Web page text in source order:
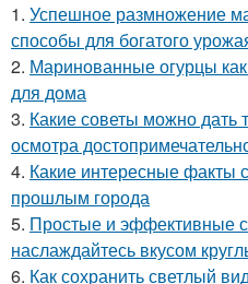
1. Успешное размножение
способы для богатого
2. Маринованные огурцы
для дома
3. Какие советы можно дать
осмотра
4. Какие интересные
прошлым города
5. Простые и эффективные
наслаждайтесь вкусом
6. Как сохранить светлый